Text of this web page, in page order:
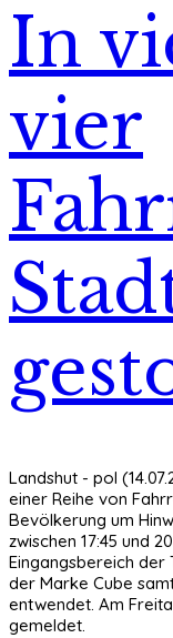
In
vier
Landshut - pol
einer Reihe von
Bevölkerung um
zwischen 17:45 und
Eingangsbereich der
der Marke Cube
entwendet. Am
gemeldet.